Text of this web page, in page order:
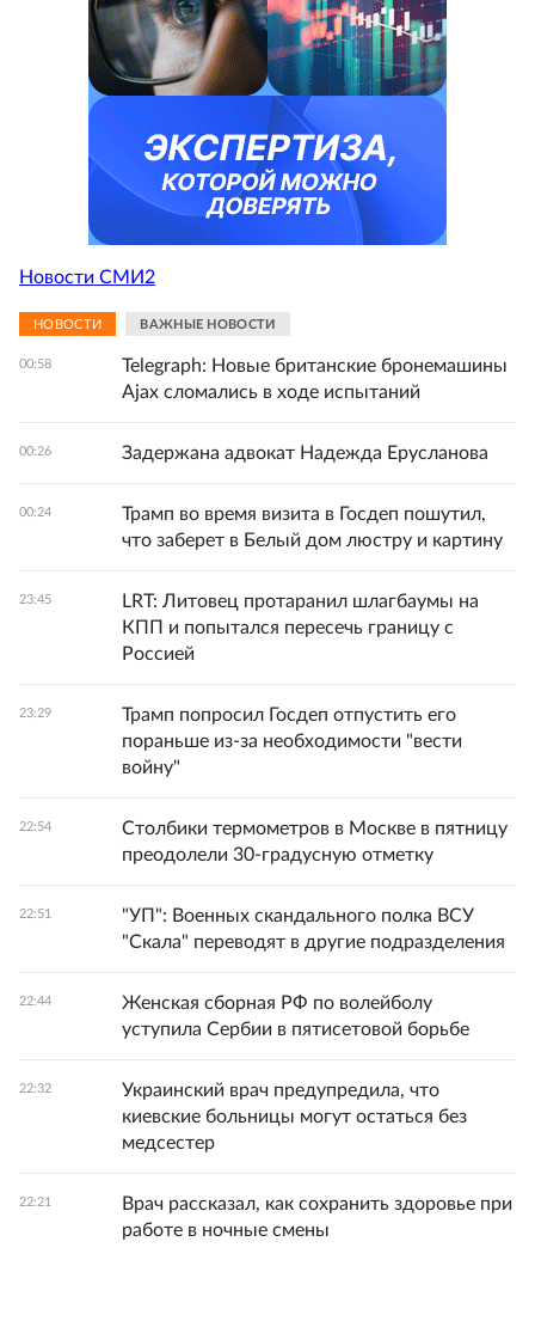
Новости СМИ2
НОВОСТИ ВАЖНЫЕ НОВОСТИ
00:58
Telegraph: Новые британские бронемашины
Ajax сломались в ходе испытаний
00:26 Задержана адвокат Надежда Ерусланова
00:24
Трамп во время визита в Госдеп пошутил,
что заберет в Белый дом люстру и картину
23:45
LRT: Литовец протаранил шлагбаумы на
КПП и попытался пересечь границу с
Россией
23:29
Трамп попросил Госдеп отпустить его
пораньше из-за необходимости "вести
войну"
22:54
Столбики термометров в Москве в пятницу
преодолели 30-градусную отметку
22:51
"УП": Военных скандального полка ВСУ
"Скала" переводят в другие подразделения
22:44
Женская сборная РФ по волейболу
уступила Сербии в пятисетовой борьбе
22:32
Украинский врач предупредила, что
киевские больницы могут остаться без
медсестер
22:21
Врач рассказал, как сохранить здоровье при
работе в ночные смены